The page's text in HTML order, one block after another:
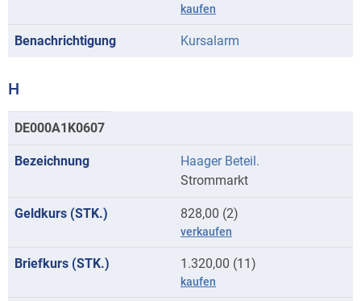
kaufen
Kursalarm
H
Kurse
mit
Anfangsbuchstaben
DE000A1K0607
Haager Beteil.
Strommarkt
828,00 (2)
verkaufen
1.320,00 (11)
kaufen